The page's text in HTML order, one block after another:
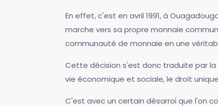
En effet, c'est en avril 1991, à
marche vers sa propre monnaie
communauté de monnaie en une
Cette décision s'est donc traduite par
vie économique et sociale, le droit
C'est avec un certain désarroi que l'on